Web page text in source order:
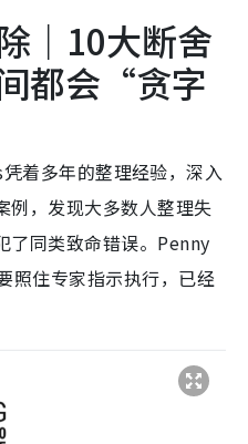
｜10大断舍
都会“贪字
着多年的整理经验，深入
例，发现大多数人整理失
了同类致命错误。Penny
照住专家指示执行，已经